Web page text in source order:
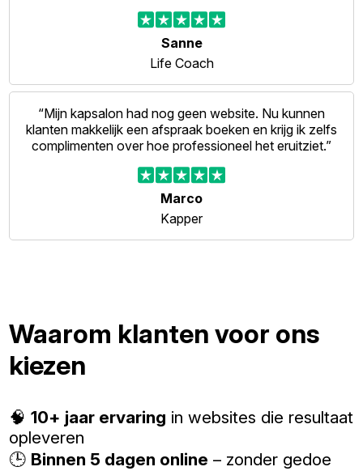
Sanne
Life Coach
“Mijn kapsalon had nog geen website. Nu kunnen
klanten makkelijk een afspraak boeken en krijg ik zelfs
complimenten over hoe professioneel het eruitziet.”
Marco
Kapper
Waarom klanten voor ons
kiezen
🧠10+ jaar ervaring in websites die resultaat
opleveren
🕒 Binnen 5 dagen online – zonder gedoe